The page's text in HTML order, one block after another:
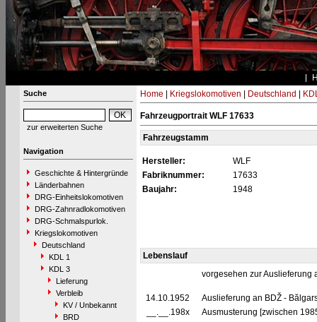
Suche
zur erweiterten Suche
Navigation
Geschichte & Hintergründe
Länderbahnen
DRG-Einheitslokomotiven
DRG-Zahnradlokomotiven
DRG-Schmalspurlok.
Kriegslokomotiven
Deutschland
KDL 1
KDL 3
Lieferung
Verbleib
KV / Unbekannt
BRD
Home Kriegslokomotiven Deutschland
Fahrzeugportrait WLF 17633
Fahrzeugstamm
Hersteller:
WLF
Fabriknummer:
17633
Baujahr:
1948
Lebenslauf
vorgesehen zur
14.10.1952
Auslieferung an BDŽ -
__.__.198x
Ausmusterung [zwischen